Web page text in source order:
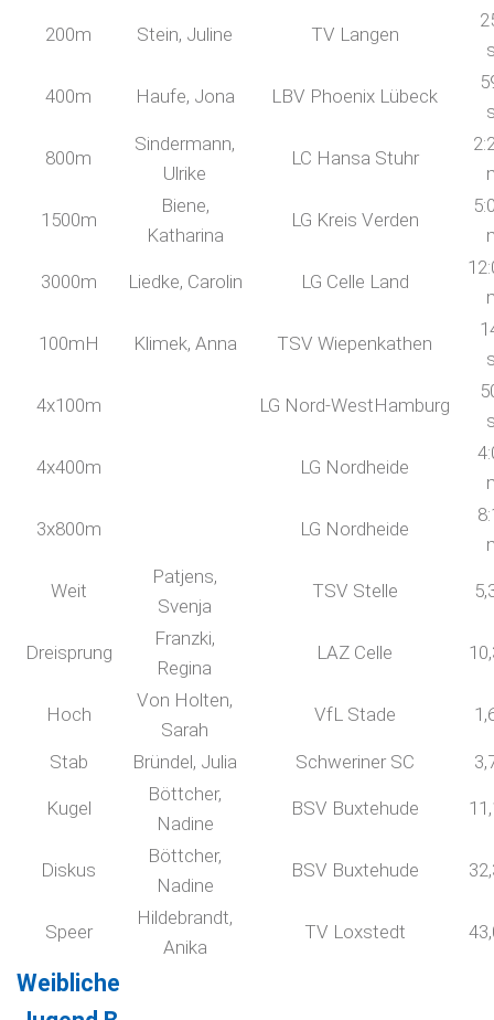
200m Stein, Juline TV Langen
400m Haufe, Jona LBV Phoenix Lübeck
800m
Sindermann,
Ulrike
LC Hansa Stuhr
1500m
Biene,
Katharina
LG Kreis Verden
3000m Liedke, Carolin LG Celle Land
100mH Klimek, Anna TSV Wiepenkathen
4x100m LG Nord-WestHamburg
4x400m LG Nordheide
3x800m LG Nordheide
Weit
Patjens,
Svenja
TSV Stelle
Dreisprung
Franzki,
Regina
LAZ Celle
Hoch
Von Holten,
Sarah
VfL Stade
Stab Bründel, Julia Schweriner SC
Kugel
Böttcher,
Nadine
BSV Buxtehude
Diskus
Böttcher,
Nadine
BSV Buxtehude
Speer
Hildebrandt,
Anika
TV Loxstedt
Weibliche